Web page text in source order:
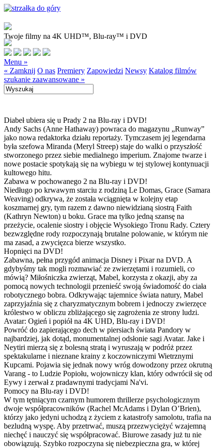
Twoje filmy na 4K UHD™, Blu-ray™ i DVD
Menu »
« Zamknij O nas Premiery Zapowiedzi Newsy Katalog filmów
szukanie zaawansowane »
Diabeł ubiera się u Prady 2 na Blu-ray i DVD!
Andy Sachs (Anne Hathaway) powraca do magazynu „Runway”
jako nowa redaktorka działu reportaży. Tymczasem jej legendarna
była szefowa Miranda (Meryl Streep) staje do walki o przyszłość
stworzonego przez siebie medialnego imperium. Znajome twarze i
nowe postacie spotykają się na wybiegu w tej stylowej kontynuacji
kultowego hitu.
Zabawa w pochowanego 2 na Blu-ray i DVD!
Niedługo po krwawym starciu z rodziną Le Domas, Grace (Samara
Weaving) odkrywa, że została wciągnięta w kolejny etap
koszmarnej gry, tym razem z dawno niewidzianą siostrą Faith
(Kathryn Newton) u boku. Grace ma tylko jedną szansę na
przeżycie, ocalenie siostry i objęcie Wysokiego Tronu Rady. Cztery
bezwzględne rody rozpoczynają brutalne polowanie, w którym nie
ma zasad, a zwycięzca bierze wszystko.
Hopnięci na DVD!
Zabawna, pełna przygód animacja Disney i Pixar na DVD. A
gdybyśmy tak mogli rozmawiać ze zwierzętami i rozumieli, co
mówią? Miłośniczka zwierząt, Mabel, korzysta z okazji, aby za
pomocą nowych technologii przenieść swoją świadomość do ciała
robotycznego bobra. Odkrywając tajemnice świata natury, Mabel
zaprzyjaźnia się z charyzmatycznym bobrem i jednoczy zwierzęce
królestwo w obliczu zbliżającego się zagrożenia ze strony ludzi.
Avatar: Ogień i popiół na 4K UHD, Blu-ray i DVD!
Powróć do zapierającego dech w piersiach świata Pandory w
najbardziej, jak dotąd, monumentalnej odsłonie sagi Avatar. Jake i
Neytiri mierzą się z bolesną stratą i wyruszają w podróż przez
spektakularne i nieznane krainy z koczowniczymi Wietrznymi
Kupcami. Pojawia się jednak nowy wróg dowodzony przez okrutną
Varang - to Ludzie Popiołu, wojowniczy klan, który odwrócił się od
Eywy i zerwał z pradawnymi tradycjami Na'vi.
Pomocy na Blu-ray i DVD!
W tym tętniącym czarnym humorem thrillerze psychologicznym
dwoje współpracowników (Rachel McAdams i Dylan O’Brien),
którzy jako jedyni uchodzą z życiem z katastrofy samolotu, trafia na
bezludną wyspę. Aby przetrwać, muszą przezwyciężyć wzajemną
niechęć i nauczyć się współpracować. Biurowe zasady już tu nie
obowiązują. Szybko rozpoczyna się niebezpieczna gra, w której